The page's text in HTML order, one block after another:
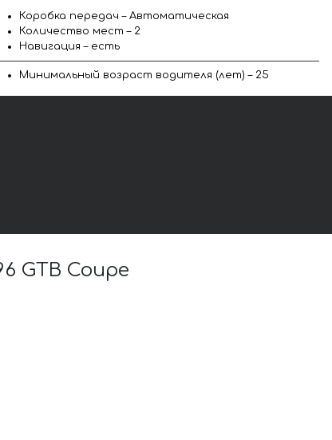
Коробка передач – Автоматическая
Количество мест – 2
Навигация – есть
Минимальный возраст водителя (лет) – 25
GTB Coupe